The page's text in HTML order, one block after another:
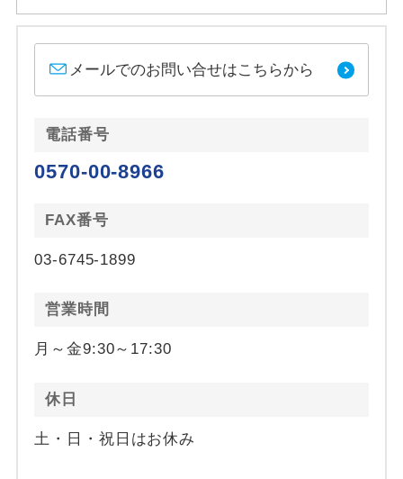
メールでのお問い合せはこちらから
電話番号
0570-00-8966
FAX番号
03-6745-1899
営業時間
月～金9:30～17:30
休日
土・日・祝日はお休み